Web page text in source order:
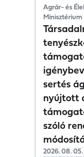
Agrár- és
Minisztérium
sertés
nyújtott
szóló
2026. 08. 05.